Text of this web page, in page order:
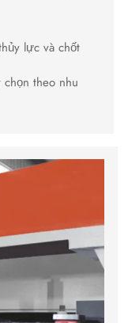
lực và chốt
theo nhu